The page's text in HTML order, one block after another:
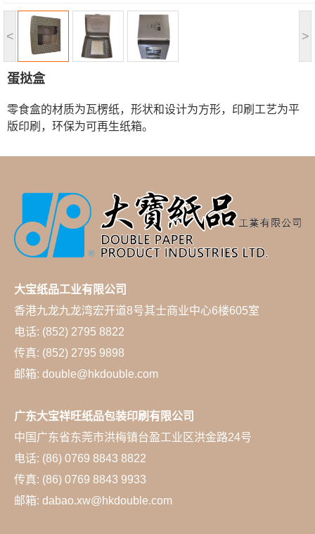
< >
蛋挞盒
零食盒的材质为瓦楞纸，形状和设计为方形，印刷工艺为平
版印刷，环保为可再生纸箱。
大宝纸品工业有限公司
香港九龙九龙湾宏开道8号其士商业中心6楼605室
电话: (852) 2795 8822
传真: (852) 2795 9898
邮箱: double@hkdouble.com
广东大宝祥旺纸品包装印刷有限公司
中国广东省东莞市洪梅镇台盈工业区洪金路24号
电话: (86) 0769 8843 8822
传真: (86) 0769 8843 9933
邮箱: dabao.xw@hkdouble.com